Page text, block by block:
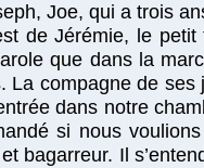
Joe, qui a trois
de Jérémie, le petit
que dans la
La compagne de
dans notre
si nous
bagarreur. Il